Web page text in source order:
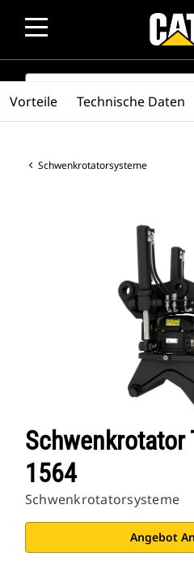
SEARCH
Schwenkrotatorsysteme
Schwenkrotator
1564
Schwenkrotatorsysteme
Angebot
Vorteile Technische Daten